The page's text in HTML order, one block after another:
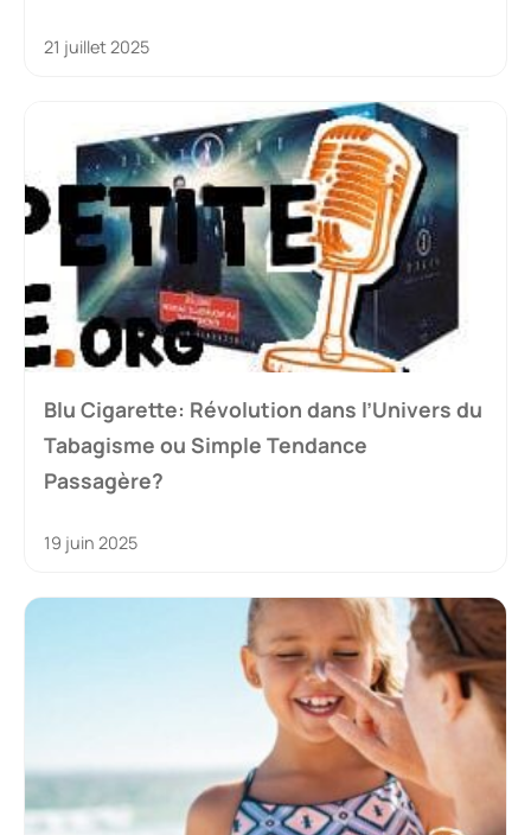
21 juillet 2025
Blu Cigarette: Révolution dans l’Univers du
Tabagisme ou Simple Tendance
Passagère?
19 juin 2025